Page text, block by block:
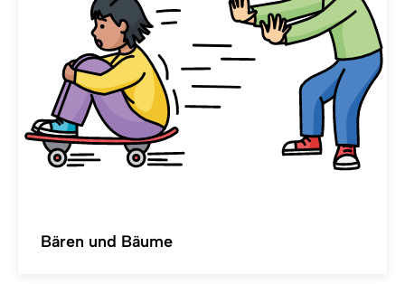
Bären und Bäume